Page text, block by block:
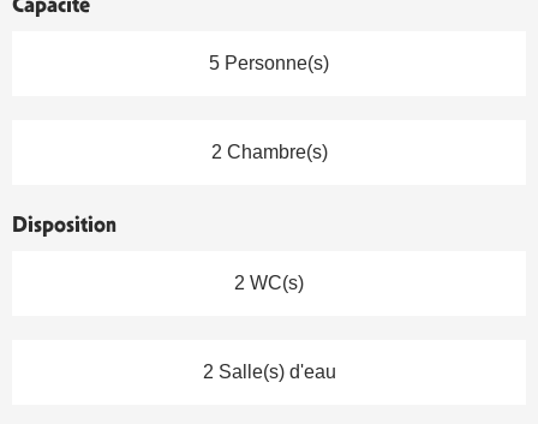
5 Personne(s)
2 Chambre(s)
Disposition
2 WC(s)
2 Salle(s) d'eau